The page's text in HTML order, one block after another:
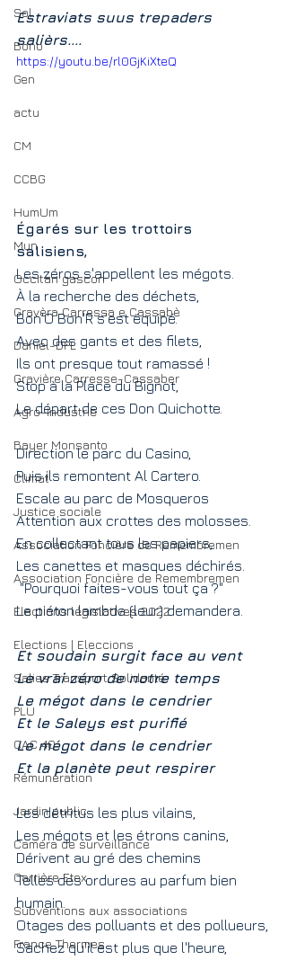
Sol
Bono
Gen
actu
CM
CCBG
HumUm
Mun
Occitan gascon
Gravèra Carressa e Cassabè
Daniel-DPL
Gravière Carresse-Cassaber
Agro-industrie
Bayer Monsanto
Climat
Justice sociale
Association Foncière de Remembremen
Association Foncière de Remembremen
Elections législatives 2022
Elections | Eleccions
Salies Transport Solidarité
PLU
CAC 40
Rémunération
Jardin public
Caméra de surveillance
Carrière Etex
Subventions aux associations
France Thermes
Estraviats suus trepaders
salièrs....
https://youtu.be/rl0GjKiXteQ
Égarés sur les trottoirs
salisiens,
Les zéros s'appellent les mégots.
À la recherche des déchets,
Bon'O Bon'R s'est équipé.
Avec des gants et des filets,
Ils ont presque tout ramassé !
Stop à la Place du Bignot,
Le départ de ces Don Quichotte.
Direction le parc du Casino,
Puis ils remontent Al Cartero.
Escale au parc de Mosqueros
Attention aux crottes des molosses.
En collectant tous les papiers,
Les canettes et masques déchirés.
"Pourquoi faites-vous tout ça ?"
Le piéton lambda (leur) demandera.
Et soudain surgit face au vent
Le vrai zéro de notre temps
Le mégot dans le cendrier
Et le Saleys est purifié
Le mégot dans le cendrier
Et la planète peut respirer
Les détritus les plus vilains,
Les mégots et les étrons canins,
Dérivent au gré des chemins
Telles des ordures au parfum bien
humain.
Otages des polluants et des pollueurs,
Sachez qu'il est plus que l'heure,